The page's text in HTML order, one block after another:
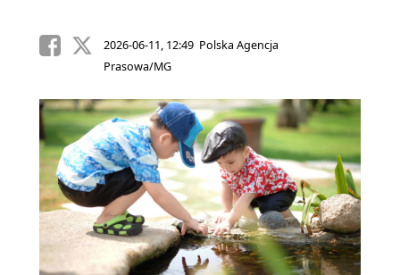
2026-06-11, 12:49 Polska Agencja
Prasowa/MG